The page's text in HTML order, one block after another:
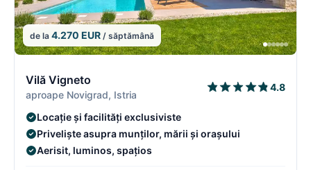
de la 4.270 EUR / săptămână
Vilă Vigneto
aproape Novigrad, Istria
4.8
Locație și facilități exclusiviste
Priveliște asupra munților, mării și orașului
Aerisit, luminos, spațios